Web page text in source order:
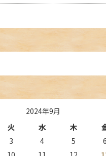
2024年9月
火 水 木
3 4 5 6